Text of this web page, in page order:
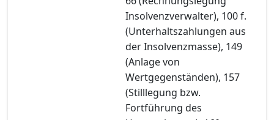
Insolvenzverwalter), 100 f.
(Unterhaltszahlungen aus
der Insolvenzmasse), 149
(Anlage von
Wertgegenständen), 157
(Stilllegung bzw.
Fortführung des